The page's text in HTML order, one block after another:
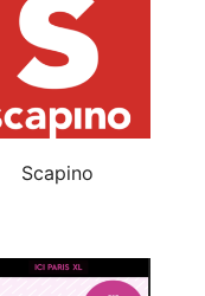
Scapino